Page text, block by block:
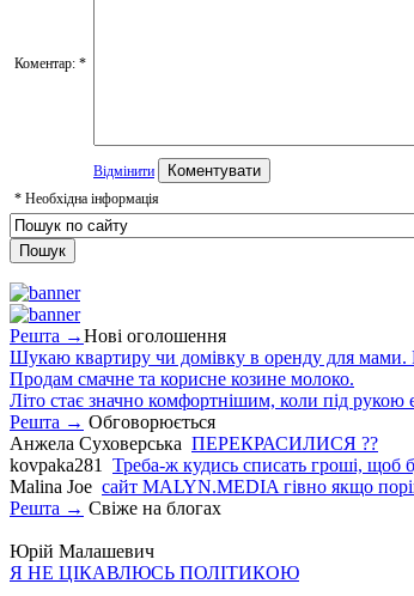
Коментар: *
Відмінити
* Необхідна інформація
Решта →Нові оголошення
Шукаю квартиру чи домівку в оренду для мами.
Продам смачне та корисне козине молоко.
Літо стає значно комфортнішим, коли під
Решта → Обговорюється
Анжела Суховерська ПЕРЕКРАСИЛИСЯ ??
kovpaka281
Треба-ж кудись списать гроші, щоб
Malina Joe сайт MALYN.MEDIA гiвно якщо
Решта → Свіже на блогах
Юрій Малашевич
Я НЕ ЦІКАВЛЮСЬ ПОЛІТИКОЮ